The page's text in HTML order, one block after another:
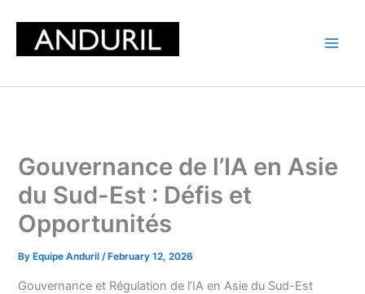
content
Gouvernance de l’IA en Asie
du Sud-Est : Défis et
Opportunités
By Equipe Anduril/ February 12, 2026
Gouvernance et Régulation de l’IA en Asie du Sud-Est